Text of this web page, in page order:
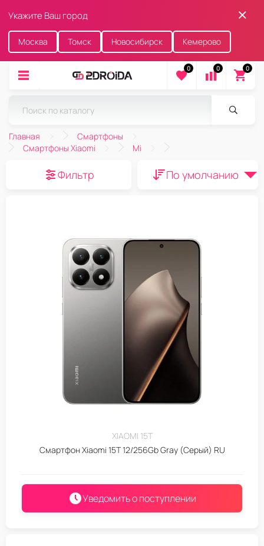
Укажите Ваш город
Москва Томск Новосибирск Кемерово
0 0 0
Главная
Смартфоны
Смартфоны Xiaomi
Mi
Фильтр По умолчанию
XIAOMI 15T
Смартфон Xiaomi 15T 12/256Gb Gray (Серый) RU
Уведомить о поступлении